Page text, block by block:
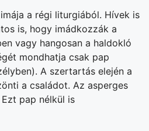
a régi liturgiából. Hívek is
is, hogy imádkozzák a
vagy hangosan a haldokló
mondhatja csak pap
A szertartás elején a
a családot. Az asperges
pap nélkül is